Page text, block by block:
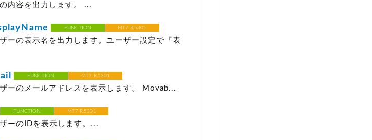
内容を出力します。 ...
FUNCTION MT7 R.5301
ーの表示名を出力します。ユーザー設定で『表
FUNCTION MT7 R.5301
ーのメールアドレスを表示します。 Movab...
FUNCTION MT7 R.5301
ーのIDを表示します。...